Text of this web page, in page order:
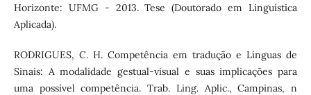
Horizonte: UFMG - 2013. Tese (Doutorado em Linguística
Aplicada).
RODRIGUES, C. H. Competência em tradução e Línguas de
Sinais: A modalidade gestual-visual e suas implicações para
uma possível competência. Trab. Ling. Aplic., Campinas, n